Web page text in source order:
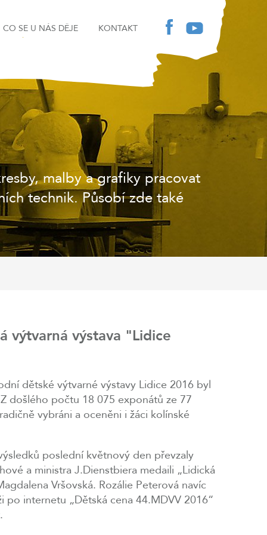
CO SE U NÁS DĚJE KONTAKT
malby a grafiky pracovat
technik. Působí zde také
výtvarná výstava "Lidice
dětské výtvarné výstavy Lidice 2016 byl
došlého počtu 18 075 exponátů ze 77
vybráni a oceněni i žáci kolínské
poslední květnový den převzaly
a ministra J.Dienstbiera medaili „Lidická
Vršovská. Rozálie Peterová navíc
po internetu „Dětská cena 44.MDVV 2016“